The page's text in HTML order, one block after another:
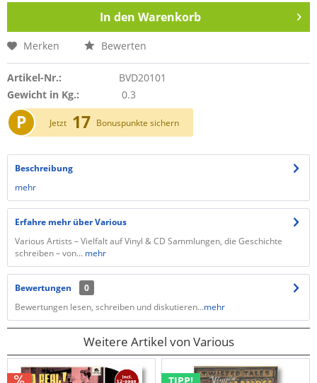
In den Warenkorb
Merken Bewerten
Artikel-Nr.:
BVD20101
Gewicht in Kg.:
0.3
P Jetzt 17 Bonuspunkte sichern
Beschreibung
mehr
Erfahre mehr über Various
Various Artists – Vielfalt auf Vinyl & CD Sammlungen, die Geschichte
schreiben – von... mehr
Bewertungen
0
Bewertungen lesen, schreiben und diskutieren...mehr
Weitere Artikel von Various